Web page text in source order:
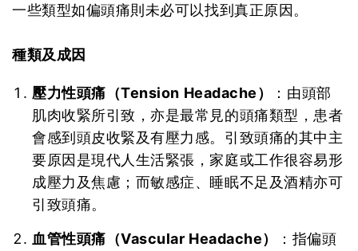
一些類型如偏頭痛則未必可以找到真正原因。
種類及成因
壓力性頭痛（Tension Headache）
：由頭部
肌肉收緊所引致，亦是最常見的頭痛類型，患者
會感到頭皮收緊及有壓力感。引致頭痛的其中主
要原因是現代人生活緊張，家庭或工作很容易形
成壓力及焦慮；而敏感症、睡眠不足及酒精亦可
引致頭痛。
血管性頭痛（Vascular Headache）
：指偏頭